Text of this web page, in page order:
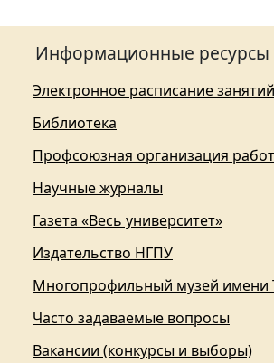
Информационные ресурсы
Электронное расписание занятий
Библиотека
Профсоюзная организация
Научные журналы
Газета «Весь университет»
Издательство НГПУ
Многопрофильный музей имени
Часто задаваемые вопросы
Вакансии (конкурсы и выборы)